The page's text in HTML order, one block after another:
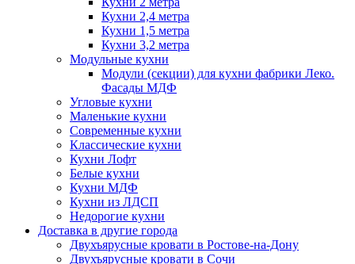
Кухни 2,4 метра
Кухни 1,5 метра
Кухни 3,2 метра
Модульные кухни
Модули (секции) для кухни фабрики Леко.
Фасады МДФ
Угловые кухни
Маленькие кухни
Современные кухни
Классические кухни
Кухни Лофт
Белые кухни
Кухни МДФ
Кухни из ЛДСП
Недорогие кухни
Доставка в другие города
Двухъярусные кровати в Ростове-на-Дону
Двухъярусные кровати в Сочи